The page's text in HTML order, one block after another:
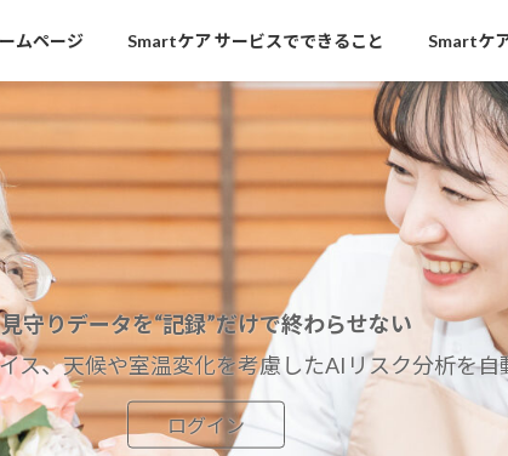
ムページ Smartケア サービスでできること Smartケ
見守りデータを“記録”だけで終わらせない
ス、天候や室温変化を考慮したAIリスク分析を自
ログイン